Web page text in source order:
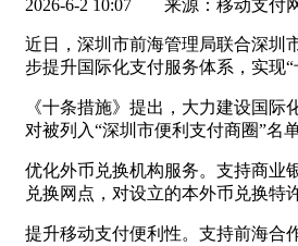
2026-6-2 10:07 来源：移动支付
近日，深圳市前海管理局联合深圳
步提升国际化支付服务体系，实现
《十条措施》提出，大力建设国
对被列入“深圳市便利支付商圈”名
优化外币兑换机构服务。支持商业
兑换网点，对设立的本外币兑换特
提升移动支付便利性。支持前海合